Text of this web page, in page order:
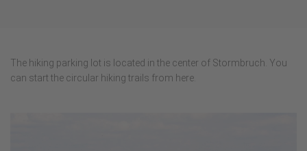
The hiking parking lot is located in the center of Stormbruch. You
can start the circular hiking trails from here.